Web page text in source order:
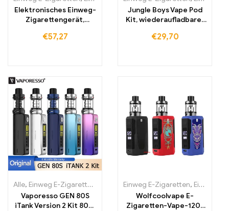
Elektronisches Einweg-
Zigarettengerät,
350-mAh-Akku
€57,27
Jungle Boys Vape Pod
Kit, wiederaufladbarer
€29,70
Alle, Einweg E-Zigaretten Einweg-E-Zigaretten Litauen ,Einweg-
Vaporesso GEN 80S
iTank Version 2 Kit 80W
Einweg E-Zigaretten, Einweg-E-Zigaretten Litauen
Wolfcoolvape E-
Zigaretten-Vape-120-